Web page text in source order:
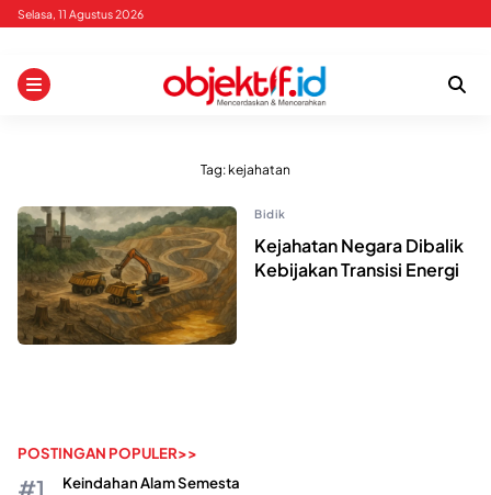
Skip
content
Selasa, 11 Agustus 2026
Tag: kejahatan
Bidik
Kejahatan Negara Dibalik
Kebijakan Transisi Energi
POSTINGAN POPULER>>
Keindahan Alam Semesta